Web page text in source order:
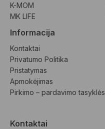
K-MOM
MK LIFE
Informacija
Kontaktai
Privatumo Politika
Pristatymas
Apmokėjimas
Pirkimo – pardavimo tasyklės
Kontaktai